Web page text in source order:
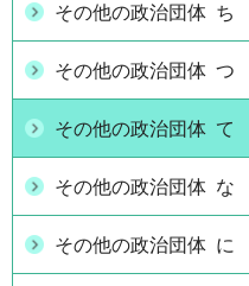
その他の政治団体 ち
その他の政治団体 つ
その他の政治団体 て
その他の政治団体 な
その他の政治団体 に